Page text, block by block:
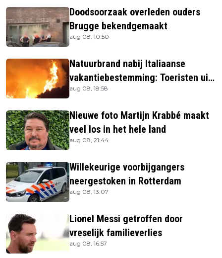
Doodsoorzaak overleden ouders
Brugge bekendgemaakt
aug 08, 10:50
Natuurbrand nabij Italiaanse
vakantiebestemming: Toeristen uit
verblijven gehaald
aug 08, 18:58
Nieuwe foto Martijn Krabbé maakt
veel los in het hele land
aug 08, 21:44
Willekeurige voorbijgangers
neergestoken in Rotterdam
aug 08, 13:07
Lionel Messi getroffen door
vreselijk familieverlies
aug 08, 16:57